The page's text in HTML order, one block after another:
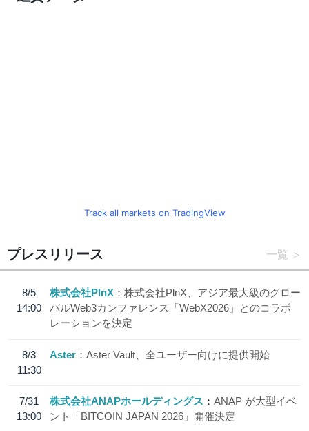
Track all markets on TradingView
プレスリリース 一覧
8/5
14:00
株式会社PlnX
株式会社PlnX、アジア最大級のグロー
バルWeb3カンファレンス「WebX2026」とのコラボ
レーションを決定
8/3
11:30
Aster Aster Vault、全ユーザー向けに提供開始
7/31
13:00
株式会社ANAPホールディングス
ANAP が大型イベ
ント「BITCOIN JAPAN 2026」開催決定